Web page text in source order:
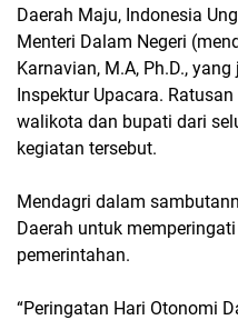
Daerah Maju, Indonesia
Menteri Dalam Negeri
Karnavian, M.A, Ph.D.,
Inspektur Upacara.
walikota dan bupati dari
kegiatan tersebut.
Mendagri dalam
Daerah untuk
pemerintahan.
“Peringatan Hari Otonomi